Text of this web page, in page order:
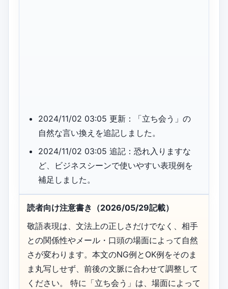
2024/11/02 03:05 更新：「立ち会う」の
自然な言い換えを追記しました。
2024/11/02 03:05 追記：恐れ入りますな
ど、ビジネスシーンで使いやすい表現例を
補足しました。
読者向け注意書き（2026/05/29記載）
敬語表現は、文法上の正しさだけでなく、相手
との関係性やメール・口頭の場面によって自然
さが変わります。本文のNG例とOK例をそのま
ま丸写しせず、前後の文脈に合わせて調整して
ください。 特に「立ち会う」は、場面によって